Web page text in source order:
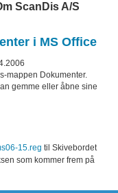
ScanDis A/S
i MS Office
mappen Dokumenter.
gemme eller åbne sine
15.reg til Skivebordet
som kommer frem på